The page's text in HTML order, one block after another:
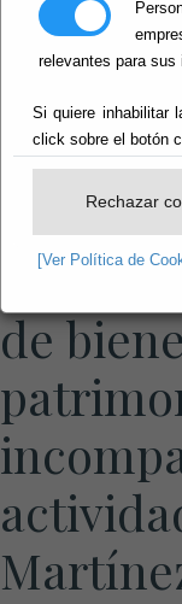
relevantes para sus
Si quiere inhabilitar
click sobre el botón
Rechazar
[Ver Política de
de